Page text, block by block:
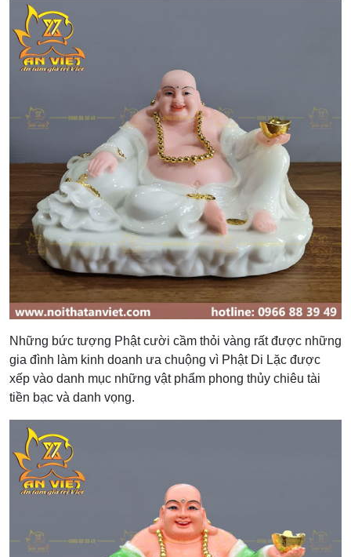
Những bức tượng Phật cười cầm thỏi vàng rất được những
gia đình làm kinh doanh ưa chuộng vì Phật Di Lặc được
xếp vào danh mục những vật phẩm phong thủy chiêu tài
tiền bạc và danh vọng.